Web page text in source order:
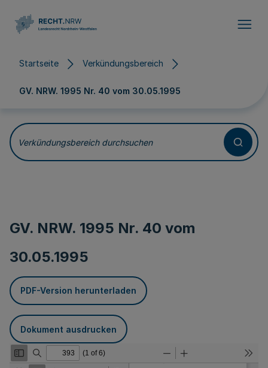
Startseite Verkündungsbereich
GV. NRW. 1995 Nr. 40 vom 30.05.1995
Verkündungsbereich durchsuchen
GV. NRW. 1995 Nr. 40 vom
30.05.1995
PDF-Version herunterladen
Dokument ausdrucken